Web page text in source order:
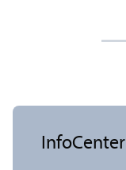
InfoCenter